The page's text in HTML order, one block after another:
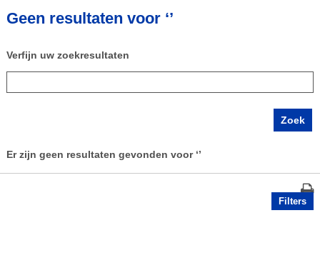
Geen resultaten voor ‘’
Verfijn uw zoekresultaten
Er zijn geen resultaten gevonden voor ‘’
Filters